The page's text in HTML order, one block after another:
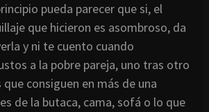
pueda parecer que si, el
que hicieron es asombroso, da
y ni te cuento cuando
a la pobre pareja, uno tras otro
consiguen en más de una
de la butaca, cama, sofá o lo que